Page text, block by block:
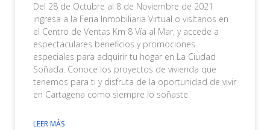
Del 28 de Octubre al 8 de Noviembre de 2021
ingresa a la Feria Inmobiliaria Virtual o visítanos en
el Centro de Ventas Km 8 Vía al Mar, y accede a
espectaculares beneficios y promociones
especiales para adquirir tu hogar en La Ciudad
Soñada. Conoce los proyectos de vivienda que
tenemos para ti y disfruta de la oportunidad de vivir
en Cartagena como siempre lo soñaste.
LEER MÁS